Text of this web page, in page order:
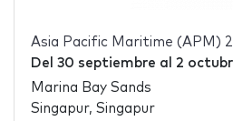
Asia Pacific Maritime (APM)
Del 30 septiembre al 2
Marina Bay Sands
Singapur, Singapur